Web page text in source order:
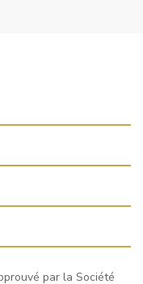
par la Société